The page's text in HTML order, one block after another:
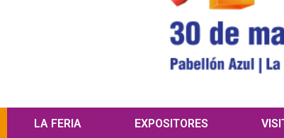
LA FERIA EXPOSITORES